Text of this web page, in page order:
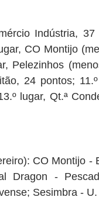
ércio Indústria, 37
CO Montijo
Pelezinhos
, 24 pontos; 11
lugar, Qt.ª
CO Montijo -
Dragon -
Sesimbra -